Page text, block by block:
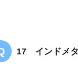
17 インドメタ